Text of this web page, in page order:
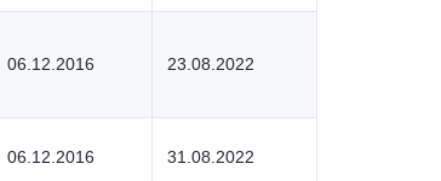
06.12.2016 23.08.2022
06.12.2016 31.08.2022